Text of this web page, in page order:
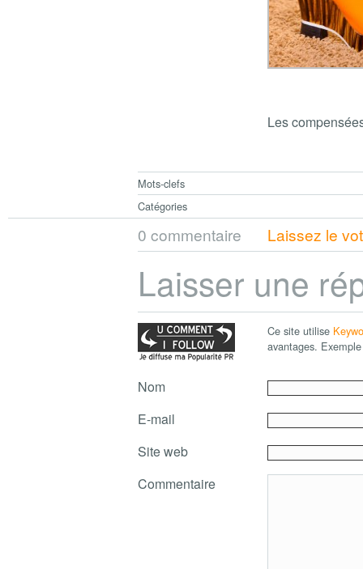
Les
Mots-clefs
Catégories
0 commentaire Laissez le
Laisser une
Ce site utilise
avantages.
Nom
E-mail
Site web
Commentaire